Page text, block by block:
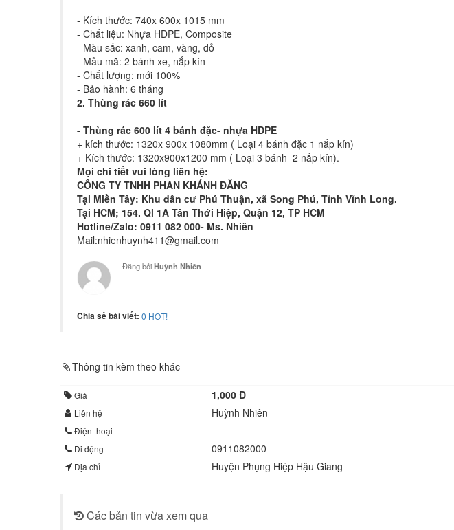
- Kích thước: 740x 600x 1015 mm
- Chất liệu: Nhựa HDPE, Composite
- Màu sắc: xanh, cam, vàng, đỏ
- Mẫu mã: 2 bánh xe, nắp kín
- Chất lượng: mới 100%
- Bảo hành: 6 tháng
2. Thùng rác 660 lít
- Thùng rác 600 lít 4 bánh đặc- nhựa HDPE
+ kích thước: 1320x 900x 1080mm ( Loại 4 bánh đặc 1 nắp kín)
+ Kích thước: 1320x900x1200 mm ( Loại 3 bánh 2 nắp kín).
Mọi chi tiết vui lòng liên hệ:
CÔNG TY TNHH PHAN KHÁNH ĐĂNG
Tại Miền Tây: Khu dân cư Phú Thuận, xã Song Phú, Tỉnh Vĩnh Long.
Tại HCM; 154. Ql 1A Tân Thới Hiệp, Quận 12, TP HCM
Hotline/Zalo: 0911 082 000- Ms. Nhiên
Mail:nhienhuynh411@gmail.com
Đăng bởiHuỳnh Nhiên
Chia sẻ bài viết: 0 HOT!
Thông tin kèm theo khác
Giá 1,000 Đ
Liên hệ Huỳnh Nhiên
Điện thoại
Di động
0911082000
Địa chỉ Huyện Phụng Hiệp Hậu Giang
Các bản tin vừa xem qua